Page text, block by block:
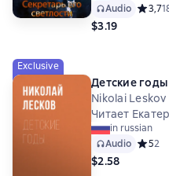
Audio
3,7
$3.19
Exclusive
Детские годы
Nikolai Leskov
Читает
in russian
Audio
52
$2.58